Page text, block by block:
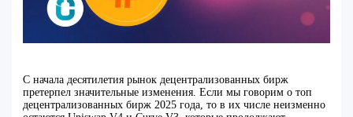
С начала десятилетия рынок децентрализованных бирж
претерпел значительные изменения. Если мы говорим о топ
децентрализованных бирж 2025 года, то в их числе неизменно